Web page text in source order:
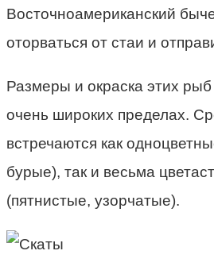
Восточноамериканский
оторваться от стаи и
Размеры и окраска этих
очень широких пределах.
встречаются как
бурые), так и весьма
(пятнистые, узорчатые).